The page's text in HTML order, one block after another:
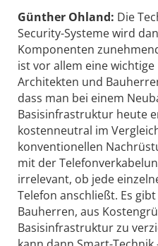
Günther Ohland: Die
Security-Systeme wird
Komponenten
ist vor allem eine
Architekten und
dass man bei einem
Basisinfrastruktur heute
kostenneutral im
konventionellen
mit der
irrelevant, ob jede
Telefon anschließt. Es
Bauherren, aus
Basisinfrastruktur zu